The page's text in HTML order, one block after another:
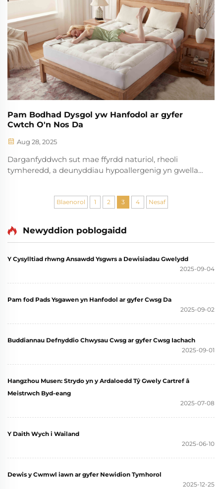
Pam Bodhad Dysgol yw Hanfodol ar gyfer
Cwtch O'n Nos Da
Aug 28, 2025
Darganfyddwch sut mae ffyrdd naturiol, rheoli
tymheredd, a deunyddiau hypoallergenig yn gwella
hymgorwrio. Archwiliwch nawr.
Blaenorol 1 2 3 4 Nesaf
Newyddion poblogaidd
Y Cysylltiad rhwng Ansawdd Ysgwrs a Dewisiadau Gwelydd
2025-09-04
Pam fod Pads Ysgawen yn Hanfodol ar gyfer Cwsg Da
2025-09-02
Buddiannau Defnyddio Chwysau Cwsg ar gyfer Cwsg Iachach
2025-09-01
Hangzhou Musen: Strydo yn y Ardaloedd Tŷ Gwely Cartref â
Meistrwch Byd-eang
2025-07-08
Y Daith Wych i Wailand
2025-06-10
Dewis y Cwmwl iawn ar gyfer Newidion Tymhorol
2025-12-25